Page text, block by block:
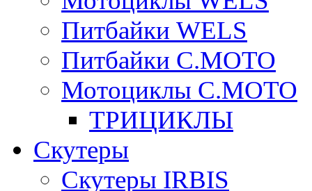
Питбайки WELS
Питбайки C.MOTO
Мотоциклы C.MOTO
ТРИЦИКЛЫ
Скутеры
Скутеры IRBIS